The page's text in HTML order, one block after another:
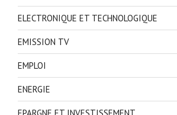
ELECTRONIQUE ET TECHNOLOGIQUE
EMISSION TV
EMPLOI
ENERGIE
EPARGNE ET INVESTISSEMENT